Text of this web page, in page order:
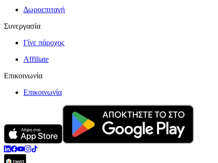
Δωροεπιταγή
Συνεργασία
Γίνε πάροχος
Affiliate
Επικοινωνία
Επικοινωνία